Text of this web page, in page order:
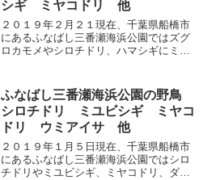
シギ ミヤコドリ 他
２０１９年２月２１現在、千葉県船橋市
にあるふなばし三番瀬海浜公園ではズグ
ロカモメやシロチドリ、ハマシギにミヤ
ふなばし三番瀬海浜公園の野鳥
シロチドリ ミユビシギ ミヤコ
ドリ ウミアイサ 他
２０１９年１月５日現在、千葉県船橋市
にあるふなばし三番瀬海浜公園ではシロ
チドリやミユビシギ、ミヤコドリ、ダイ